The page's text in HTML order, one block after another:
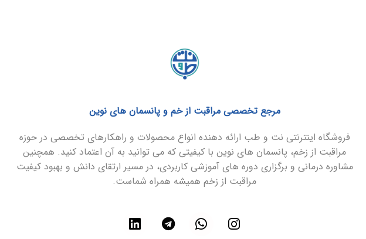
مرجع تخصصی مراقبت از خم و پانسمان های نوین
فروشگاه اینترنتی نت و طب ارائه دهنده انواع محصولات و راهکارهای تخصصی در حوزه
مراقبت از زخم، پانسمان های نوین با کیفیتی که می توانید به آن اعتماد کنید. همچنین
مشاوره درمانی و برگزاری دوره های آموزشی کاربردی، در مسیر ارتقای دانش و بهبود کیفیت
مراقبت از زخم همیشه همراه شماست.